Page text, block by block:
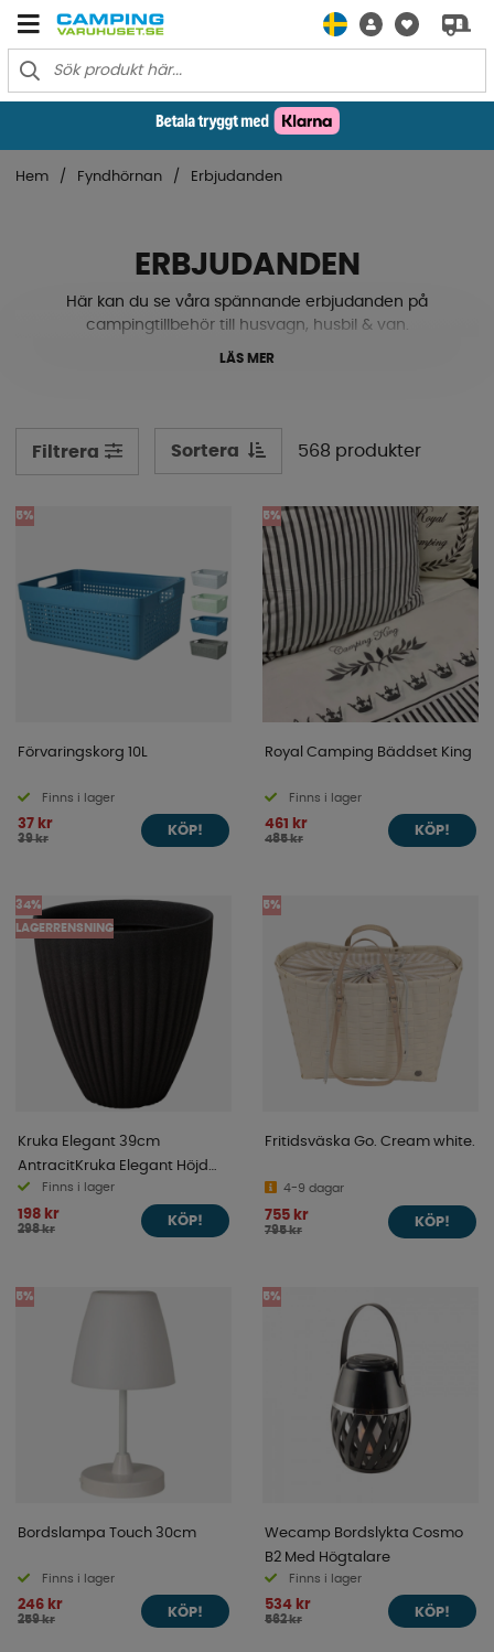
Hem Fyndhörnan Erbjudanden
ERBJUDANDEN
Här kan du se våra spännande erbjudanden på
campingtillbehör till husvagn, husbil & van.
LÄS MER
Filtrera Sortera 568 produkter
5%
Förvaringskorg 10L
Finns i lager
37 kr
39 kr
KÖP!
5%
Royal Camping Bäddset King
Finns i lager
461 kr
485 kr
KÖP!
34%
LAGERRENSNING
Kruka Elegant 39cm
AntracitKruka Elegant Höjd
41cm Diameter 39cm Antracit
Finns i lager
198 kr
298 kr
KÖP!
5%
Fritidsväska Go. Cream white.
4-9 dagar
755 kr
795 kr
KÖP!
5%
Bordslampa Touch 30cm
Finns i lager
246 kr
259 kr
KÖP!
5%
Wecamp Bordslykta Cosmo
B2 Med Högtalare
Finns i lager
534 kr
562 kr
KÖP!